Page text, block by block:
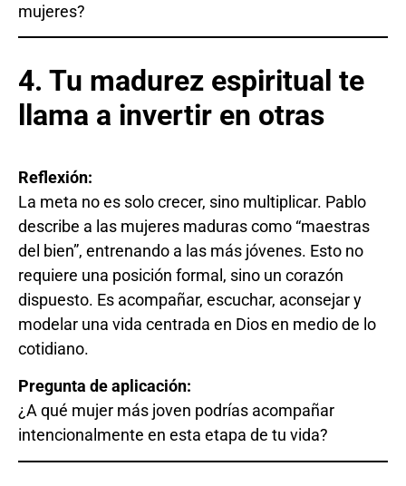
mujeres?
4. Tu madurez espiritual te
llama a invertir en otras
Reflexión:
La meta no es solo crecer, sino multiplicar. Pablo
describe a las mujeres maduras como “maestras
del bien”, entrenando a las más jóvenes. Esto no
requiere una posición formal, sino un corazón
dispuesto. Es acompañar, escuchar, aconsejar y
modelar una vida centrada en Dios en medio de lo
cotidiano.
Pregunta de aplicación:
¿A qué mujer más joven podrías acompañar
intencionalmente en esta etapa de tu vida?